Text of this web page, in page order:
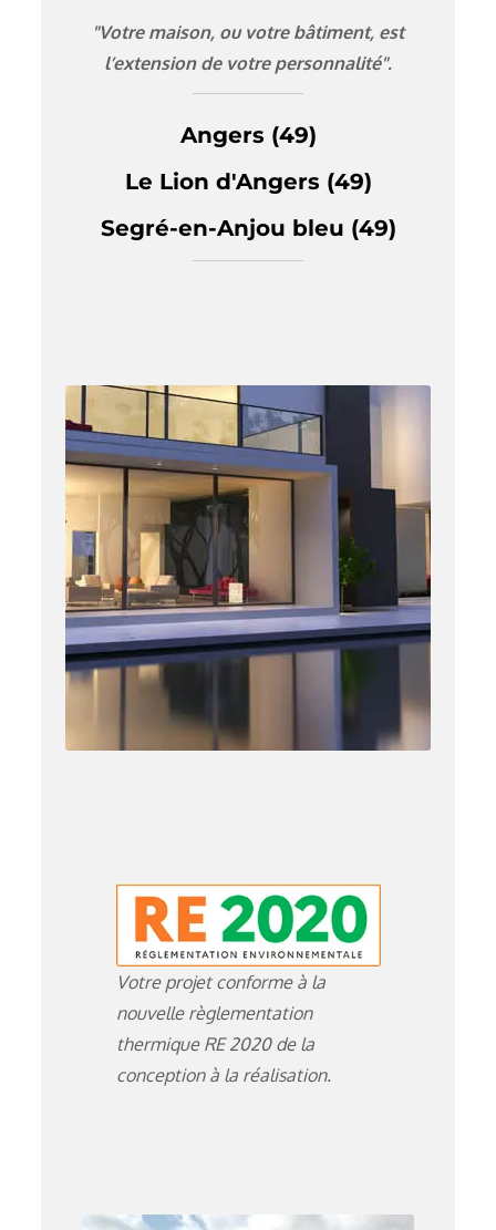
"Votre maison, ou votre bâtiment, est
l’extension de votre personnalité".
Angers (49)
Le Lion d'Angers (49)
Segré-en-Anjou bleu (49)
Votre projet conforme à la
nouvelle règlementation
thermique RE 2020 de la
conception à la réalisation.